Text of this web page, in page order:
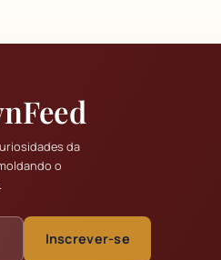
da
o
Inscrever-se